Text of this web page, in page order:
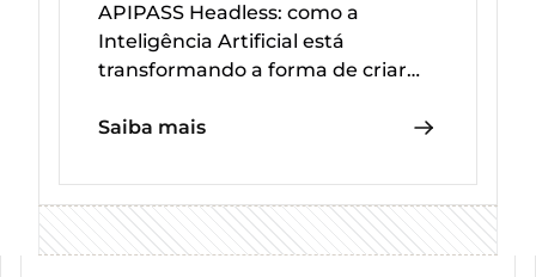
APIPASS Headless: como a
Inteligência Artificial está
transformando a forma de criar
Saiba mais